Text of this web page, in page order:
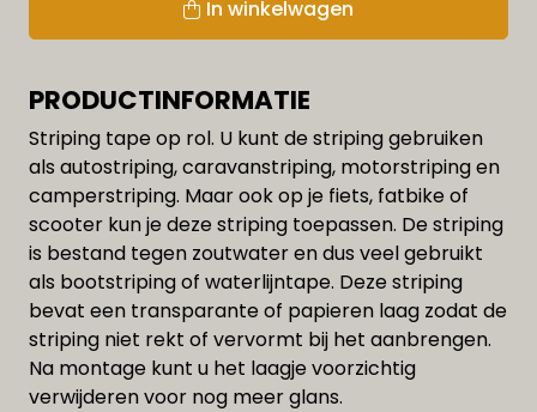
In winkelwagen
PRODUCTINFORMATIE
Striping tape op rol. U kunt de striping gebruiken
als autostriping, caravanstriping, motorstriping en
camperstriping. Maar ook op je fiets, fatbike of
scooter kun je deze striping toepassen. De striping
is bestand tegen zoutwater en dus veel gebruikt
als bootstriping of waterlijntape. Deze striping
bevat een transparante of papieren laag zodat de
striping niet rekt of vervormt bij het aanbrengen.
Na montage kunt u het laagje voorzichtig
verwijderen voor nog meer glans.